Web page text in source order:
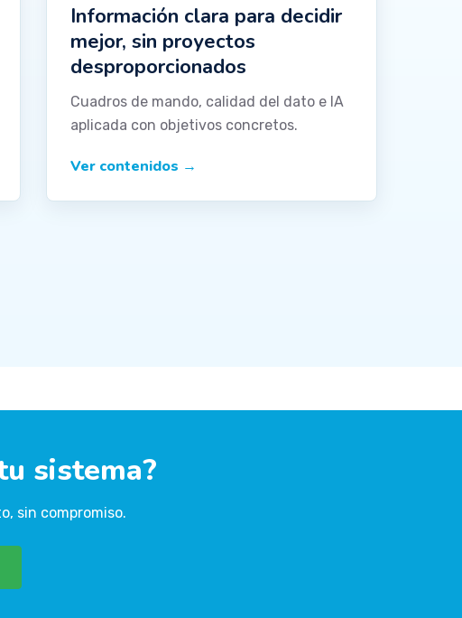
Información clara para decidir
mejor, sin proyectos
desproporcionados
Cuadros de mando, calidad del dato e IA
aplicada con objetivos concretos.
Ver contenidos →
sistema?
sin compromiso.